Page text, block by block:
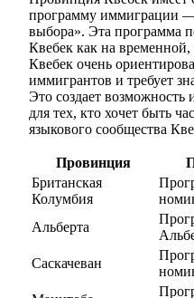
программу иммиграции
выбора». Эта программа
Квебек как на
Квебек очень
иммигрантов и требует
Это создает
для тех, кто хочет быть
языкового сообщества
Провинция
Британская
Колумбия
Альберта
Саскачеван